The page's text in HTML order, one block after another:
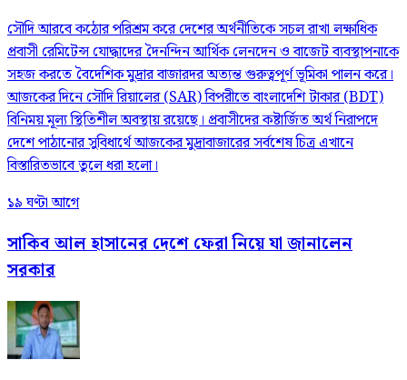
সৌদি আরবে কঠোর পরিশ্রম করে দেশের অর্থনীতিকে সচল রাখা লক্ষাধিক
প্রবাসী রেমিটেন্স যোদ্ধাদের দৈনন্দিন আর্থিক লেনদেন ও বাজেট ব্যবস্থাপনাকে
সহজ করতে বৈদেশিক মুদ্রার বাজারদর অত্যন্ত গুরুত্বপূর্ণ ভূমিকা পালন করে।
আজকের দিনে সৌদি রিয়ালের (SAR) বিপরীতে বাংলাদেশি টাকার (BDT)
বিনিময় মূল্য স্থিতিশীল অবস্থায় রয়েছে। প্রবাসীদের কষ্টার্জিত অর্থ নিরাপদে
দেশে পাঠানোর সুবিধার্থে আজকের মুদ্রাবাজারের সর্বশেষ চিত্র এখানে
বিস্তারিতভাবে তুলে ধরা হলো।
১৯ ঘণ্টা আগে
সাকিব আল হাসানের দেশে ফেরা নিয়ে যা জানালেন
সরকার